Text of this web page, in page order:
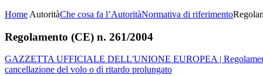
Home AutoritàChe cosa fa l’AutoritàNormativa di riferimento
Regolamento (CE) n. 261/2004
GAZZETTA UFFICIALE DELL'UNIONE EUROPEA |
cancellazione del volo o di ritardo prolungato